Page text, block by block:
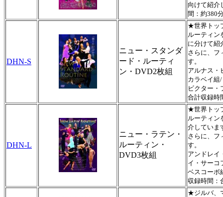
向けて紹介
間：約380
DHN-S
ニュー・スタンダ
ード・ルーティ
ン・DVD2枚組
★世界トッ
ルーティン
に分けて紹
さらに、フ
す。
アルナス・
カラベイ組
ビクター・
合計収録時
DHN-L
ニュー・ラテン・
ルーティン・
DVD3枚組
★世界トッ
ルーティン
介していま
さらに、フ
す。
アンドレイ
イ・サーコ
ベスコーボ
収録時間：
★ジルバ、